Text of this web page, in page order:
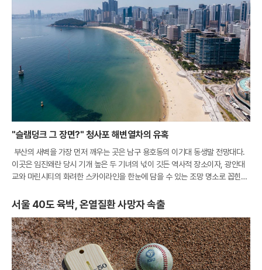
"슬램덩크 그 장면?" 청사포 해변열차의 유혹
부산의 새벽을 가장 먼저 깨우는 곳은 남구 용호동의 이기대 동생말 전망대다.
이곳은 임진왜란 당시 기개 높은 두 기녀의 넋이 깃든 역사적 장소이자, 광안대
교와 마린시티의 화려한 스카이라인을 한눈에 담을 수 있는 조망 명소로 꼽힌다.
들에
서울 40도 육박, 온열질환 사망자 속출